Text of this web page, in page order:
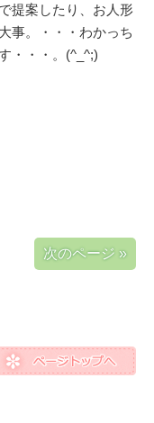
提案したり、お人形
事。・・・わかっち
・・・。(^_^;)
次のページ »